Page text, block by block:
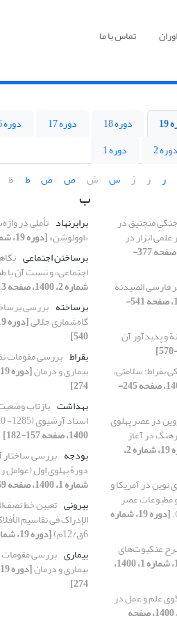
تماس با ما
دوره 18 دوره 17 دوره 16
دوره 2
دوره 1
ر ز ژ س ش ص ض ط ظ
منجنیق در
علمیِ ابزار در
[دوره 19، شماره 2، 1400، صفحه 377-
فارسی الصیدنة
[دوره 19، شماره 2، 1400، صفحه 541-
و پدیدآور آن
بقراط: سلامتی،
[دوره 19، شماره 1، 1400، صفحه 245-
در عصر پهلوی
در آغاز
[دوره 19، شماره 2،
نوین در آمریکا و
مطبوعات عصر
[دوره 19، شماره
عنکبوت‌های
[دوره 19، شماره 1، 1400،
علم و عمل در
[دوره 19، شماره 2، 1400، صفحه
ب
برابرنهاد تأملی در
«اوولوشن»[دوره 19، شماره 1، 1400، صفحه 27-67]
برساختن اجتماعی
اجتماعی» و نسبت آن با
شماره 2، 1400، صفحه 413-437]
برساخته بررسی
گاه‌شماری جلالی
540]
بقراط بررسی مقومات
بیماری و درمان
274]
بهداشت بازتاب
اسناد آرشیوی (1285- 1320ش)
1400، صفحه 157-182]
بودجه بررسی
دورۀ پهلوی اول
شماره 1، 1400، صفحه 69-98]
بیرونی تعیین خط
الإدراک فی تقاسیم
6ق/12م)
[دوره 19، شماره 1، 1400، صفحه 135-156]
بیماری بررسی مقومات
بیماری و درمان
274]